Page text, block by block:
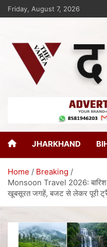
Friday, August 7, 2026
The Varta
JHARKHAND
Home
Breaking
Monsoon Travel 2026:
खूबसूरत जगहें, बजट से लेकर पूरी